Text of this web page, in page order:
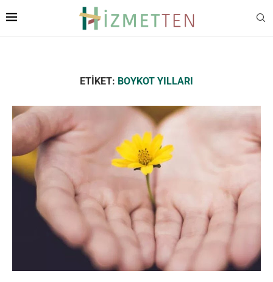
ETIKET: BOYKOT YILLARI